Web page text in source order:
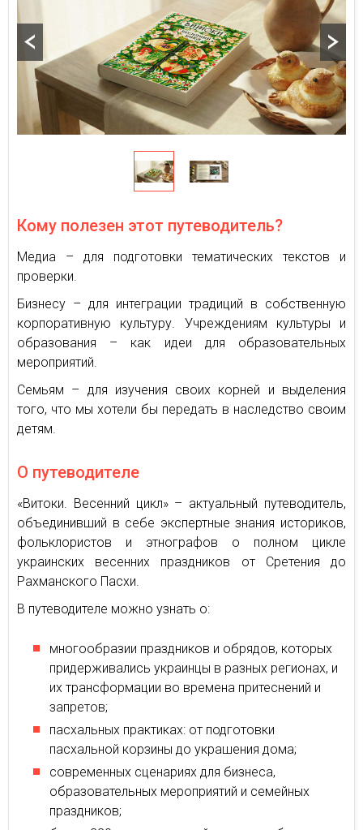
Кому полезен этот путеводитель?
Медиа – для подготовки тематических текстов и
проверки.
Бизнесу – для интеграции традиций в собственную
корпоративную культуру. Учреждениям культуры и
образования – как идеи для образовательных
мероприятий.
Семьям – для изучения своих корней и выделения
того, что мы хотели бы передать в наследство своим
детям.
О путеводителе
«Витоки. Весенний цикл» – актуальный путеводитель,
объединивший в себе экспертные знания историков,
фольклористов и этнографов о полном цикле
украинских весенних праздников от Сретения до
Рахманского Пасхи.
В путеводителе можно узнать о:
многообразии праздников и обрядов, которых
придерживались украинцы в разных регионах, и
их трансформации во времена притеснений и
запретов;
пасхальных практиках: от подготовки
пасхальной корзины до украшения дома;
современных сценариях для бизнеса,
образовательных мероприятий и семейных
праздников;